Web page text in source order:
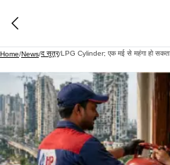
Home/News/द सूत्र/